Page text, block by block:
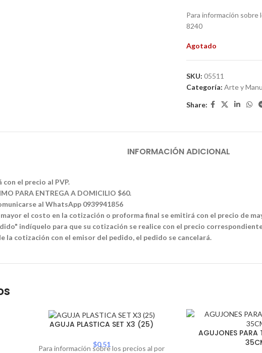
Para información sobre
8240
Agotado
SKU: 05511
Categoría: Arte y
Share:
INFORMACIÓN ADICIONAL
el precio al PVP.
PARA ENTREGA A DOMICILIO $60.
al WhatsApp 0939941856
mayor el costo en la cotización o proforma final se emitirá con el precio de
indíquelo para que su cotización se realice con el precio
la cotización con el emisor del pedido, el pedido se cancelará.
AGUJA PLASTICA SET X3 (25)
$0.51
Para información sobre los precios al por
AGUJONES PARA